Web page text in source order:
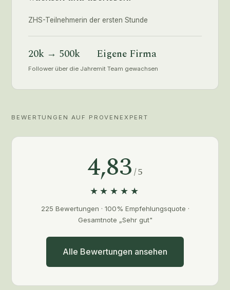
ZHS-Teilnehmerin der ersten Stunde
20k → 500k
Follower über die Jahre
Eigene Firma
mit Team gewachsen
BEWERTUNGEN AUF PROVENEXPERT
4,83/ 5
★★★★★
225 Bewertungen · 100% Empfehlungsquote ·
Gesamtnote „Sehr gut"
Alle Bewertungen ansehen